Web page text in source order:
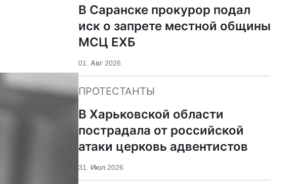
В Саранске прокурор подал
иск о запрете местной общины
МСЦ ЕХБ
01. Авг 2026
ПРОТЕСТАНТЫ
В Харьковской области
пострадала от российской
атаки церковь адвентистов
31. Июл 2026